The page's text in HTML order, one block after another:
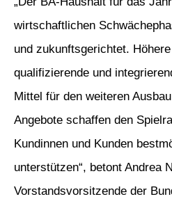
wirtschaftlichen
und zukunftsgerichtet.
qualifizierende und
Mittel für den weiteren
Angebote schaffen den
Kundinnen und Kunden
unterstützen“, betont Andrea
Vorstandsvorsitzende der